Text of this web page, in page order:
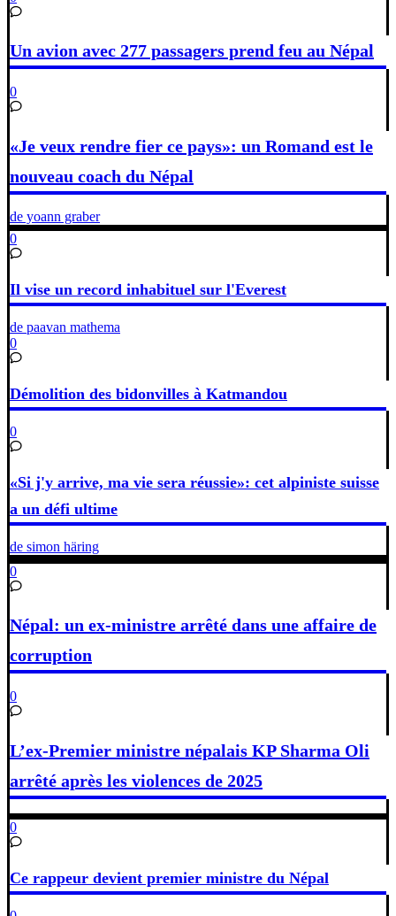
Un avion avec 277 passagers prend feu au Népal
0
«Je veux rendre fier ce pays»: un Romand est le
nouveau coach du Népal
de yoann graber
0
Il vise un record inhabituel sur l'Everest
de paavan mathema
0
Démolition des bidonvilles à Katmandou
0
«Si j'y arrive, ma vie sera réussie»: cet alpiniste suisse
a un défi ultime
de simon häring
0
Népal: un ex-ministre arrêté dans une affaire de
corruption
0
L’ex-Premier ministre népalais KP Sharma Oli
arrêté après les violences de 2025
0
Ce rappeur devient premier ministre du Népal